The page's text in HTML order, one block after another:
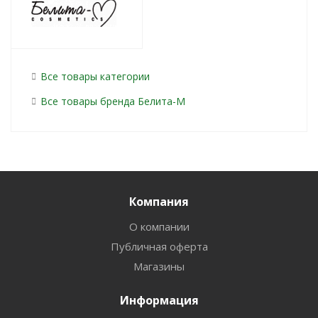
Все товары категории
Все товары бренда Белита-М
Компания
О компании
Публичная оферта
Магазины
Информация